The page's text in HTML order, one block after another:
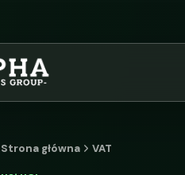
Strona główna VAT